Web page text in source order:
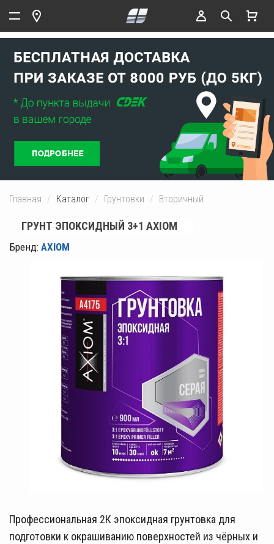
Главная Каталог Грунтовки Вторичный
ГРУНТ ЭПОКСИДНЫЙ 3+1 AXIOM
Бренд: AXIOM
Профессиональная 2К эпоксидная грунтовка для
подготовки к окрашиванию поверхностей из чёрных и